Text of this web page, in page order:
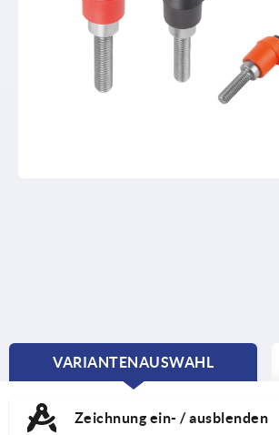
VARIANTENAUSWAHL
CURRENT
Zeichnung ein- / ausblenden